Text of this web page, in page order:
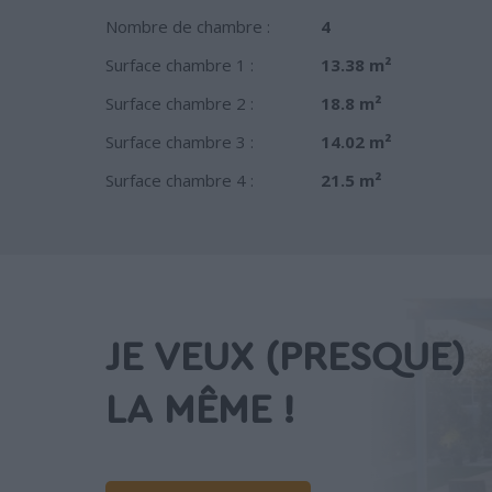
Nombre de chambre :
4
Surface chambre 1 :
13.38 m²
Surface chambre 2 :
18.8 m²
Surface chambre 3 :
14.02 m²
Surface chambre 4 :
21.5 m²
JE VEUX (PRESQUE)
LA MÊME !